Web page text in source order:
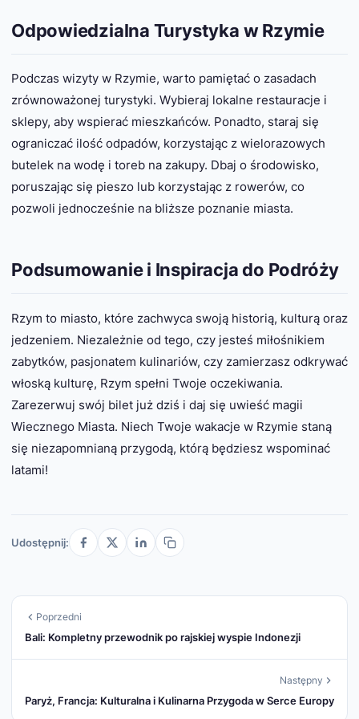
Odpowiedzialna Turystyka w Rzymie
Podczas wizyty w Rzymie, warto pamiętać o zasadach
zrównoważonej turystyki. Wybieraj lokalne restauracje i
sklepy, aby wspierać mieszkańców. Ponadto, staraj się
ograniczać ilość odpadów, korzystając z wielorazowych
butelek na wodę i toreb na zakupy. Dbaj o środowisko,
poruszając się pieszo lub korzystając z rowerów, co
pozwoli jednocześnie na bliższe poznanie miasta.
Podsumowanie i Inspiracja do Podróży
Rzym to miasto, które zachwyca swoją historią, kulturą oraz
jedzeniem. Niezależnie od tego, czy jesteś miłośnikiem
zabytków, pasjonatem kulinariów, czy zamierzasz odkrywać
włoską kulturę, Rzym spełni Twoje oczekiwania.
Zarezerwuj swój bilet już dziś i daj się uwieść magii
Wiecznego Miasta. Niech Twoje wakacje w Rzymie staną
się niezapomnianą przygodą, którą będziesz wspominać
latami!
Udostępnij:
Poprzedni
Bali: Kompletny przewodnik po rajskiej wyspie Indonezji
Następny
Paryż, Francja: Kulturalna i Kulinarna Przygoda w Serce Europy